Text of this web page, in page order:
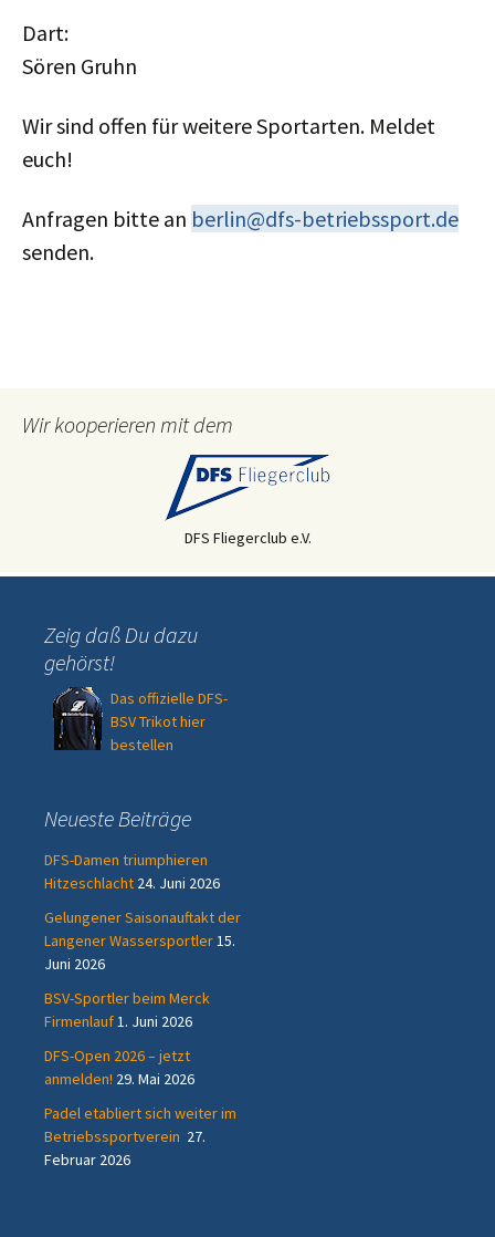
Dart:
Sören Gruhn
Wir sind offen für weitere Sportarten. Meldet
euch!
Anfragen bitte an berlin@dfs-betriebssport.de
senden.
Wir kooperieren mit dem
DFS Fliegerclub e.V.
Zeig daß Du dazu
gehörst!
Das offizielle DFS-
BSV Trikot hier
bestellen
Neueste Beiträge
DFS-Damen triumphieren
Hitzeschlacht 24. Juni 2026
Gelungener Saisonauftakt der
Langener Wassersportler15.
Juni 2026
BSV-Sportler beim Merck
Firmenlauf1. Juni 2026
DFS-Open 2026 – jetzt
anmelden! 29. Mai 2026
Padel etabliert sich weiter im
Betriebssportverein 27.
Februar 2026